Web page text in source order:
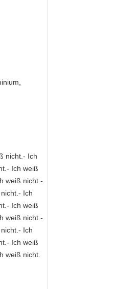
nicht.- Ich
Ich weiß
weiß nicht.-
Ich
Ich weiß
weiß nicht.-
Ich
Ich weiß
weiß nicht.